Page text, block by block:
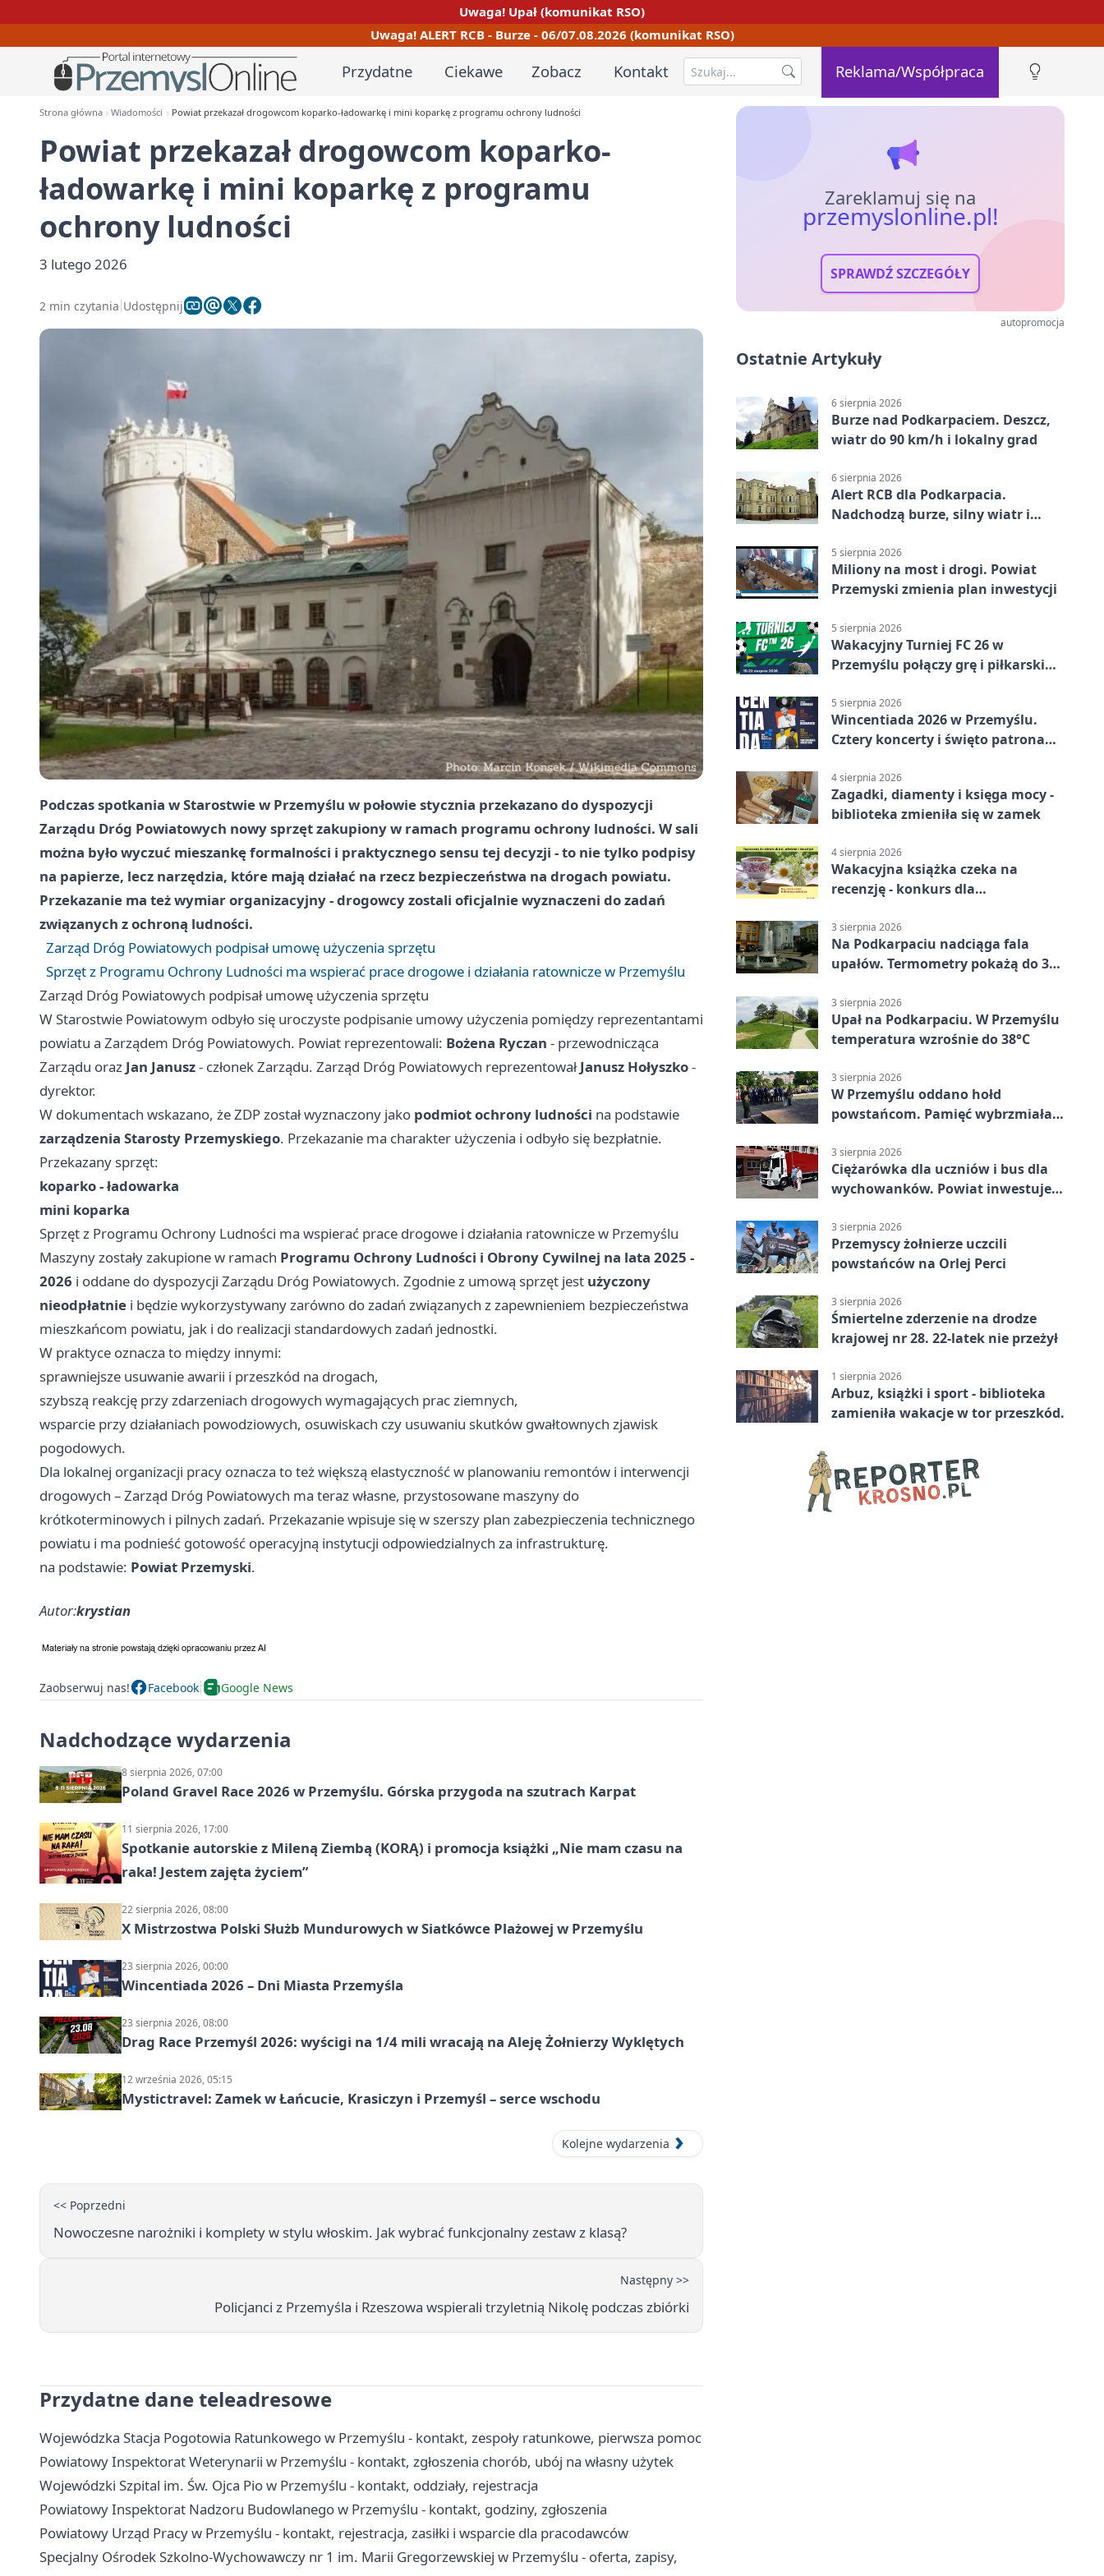
Uwaga! Upał (komunikat RSO)
Uwaga! ALERT RCB - Burze - 06/07.08.2026 (komunikat RSO)
Przydatne Ciekawe Zobacz Kontakt Reklama/Współpraca
Strona główna Wiadomości Powiat przekazał drogowcom koparko-ładowarkę i mini koparkę z programu ochrony ludności
Powiat przekazał drogowcom koparko-
ładowarkę i mini koparkę z programu
ochrony ludności
3 lutego 2026
2 min czytania Udostępnij
Podczas spotkania w Starostwie w Przemyślu w połowie stycznia przekazano do dyspozycji
Zarządu Dróg Powiatowych nowy sprzęt zakupiony w ramach programu ochrony ludności. W sali
można było wyczuć mieszankę formalności i praktycznego sensu tej decyzji - to nie tylko podpisy
na papierze, lecz narzędzia, które mają działać na rzecz bezpieczeństwa na drogach powiatu.
Przekazanie ma też wymiar organizacyjny - drogowcy zostali oficjalnie wyznaczeni do zadań
związanych z ochroną ludności.
Zarząd Dróg Powiatowych podpisał umowę użyczenia sprzętu
Sprzęt z Programu Ochrony Ludności ma wspierać prace drogowe i działania ratownicze w Przemyślu
Zarząd Dróg Powiatowych podpisał umowę użyczenia sprzętu
W Starostwie Powiatowym odbyło się uroczyste podpisanie umowy użyczenia pomiędzy reprezentantami
powiatu a Zarządem Dróg Powiatowych. Powiat reprezentowali: Bożena Ryczan - przewodnicząca
Zarządu oraz Jan Janusz- członek Zarządu. Zarząd Dróg Powiatowych reprezentowałJanusz Hołyszko-
dyrektor.
W dokumentach wskazano, że ZDP został wyznaczony jako podmiot ochrony ludności na podstawie
zarządzenia Starosty Przemyskiego. Przekazanie ma charakter użyczenia i odbyło się bezpłatnie.
Przekazany sprzęt:
koparko - ładowarka
mini koparka
Sprzęt z Programu Ochrony Ludności ma wspierać prace drogowe i działania ratownicze w Przemyślu
Maszyny zostały zakupione w ramach Programu Ochrony Ludności i Obrony Cywilnej na lata 2025 -
2026 i oddane do dyspozycji Zarządu Dróg Powiatowych. Zgodnie z umową sprzęt jest użyczony
nieodpłatnie i będzie wykorzystywany zarówno do zadań związanych z zapewnieniem bezpieczeństwa
mieszkańcom powiatu, jak i do realizacji standardowych zadań jednostki.
W praktyce oznacza to między innymi:
sprawniejsze usuwanie awarii i przeszkód na drogach,
szybszą reakcję przy zdarzeniach drogowych wymagających prac ziemnych,
wsparcie przy działaniach powodziowych, osuwiskach czy usuwaniu skutków gwałtownych zjawisk
pogodowych.
Dla lokalnej organizacji pracy oznacza to też większą elastyczność w planowaniu remontów i interwencji
drogowych – Zarząd Dróg Powiatowych ma teraz własne, przystosowane maszyny do
krótkoterminowych i pilnych zadań. Przekazanie wpisuje się w szerszy plan zabezpieczenia technicznego
powiatu i ma podnieść gotowość operacyjną instytucji odpowiedzialnych za infrastrukturę.
na podstawie: Powiat Przemyski.
Autor:krystian
Zaobserwuj nas! Facebook Google News
Nadchodzące wydarzenia
8 sierpnia 2026, 07:00
Poland Gravel Race 2026 w Przemyślu. Górska przygoda na szutrach Karpat
11 sierpnia 2026, 17:00
Spotkanie autorskie z Mileną Ziembą (KORĄ) i promocja książki „Nie mam czasu na
raka! Jestem zajęta życiem”
22 sierpnia 2026, 08:00
X Mistrzostwa Polski Służb Mundurowych w Siatkówce Plażowej w Przemyślu
23 sierpnia 2026, 00:00
Wincentiada 2026 – Dni Miasta Przemyśla
23 sierpnia 2026, 08:00
Drag Race Przemyśl 2026: wyścigi na 1/4 mili wracają na Aleję Żołnierzy Wyklętych
12 września 2026, 05:15
Mystictravel: Zamek w Łańcucie, Krasiczyn i Przemyśl – serce wschodu
Kolejne wydarzenia
<< Poprzedni
Nowoczesne narożniki i komplety w stylu włoskim. Jak wybrać funkcjonalny zestaw z klasą?
Następny >>
Policjanci z Przemyśla i Rzeszowa wspierali trzyletnią Nikolę podczas zbiórki
Przydatne dane teleadresowe
Wojewódzka Stacja Pogotowia Ratunkowego w Przemyślu - kontakt, zespoły ratunkowe, pierwsza pomoc
Powiatowy Inspektorat Weterynarii w Przemyślu - kontakt, zgłoszenia chorób, ubój na własny użytek
Wojewódzki Szpital im. Św. Ojca Pio w Przemyślu - kontakt, oddziały, rejestracja
Powiatowy Inspektorat Nadzoru Budowlanego w Przemyślu - kontakt, godziny, zgłoszenia
Powiatowy Urząd Pracy w Przemyślu - kontakt, rejestracja, zasiłki i wsparcie dla pracodawców
Specjalny Ośrodek Szkolno-Wychowawczy nr 1 im. Marii Gregorzewskiej w Przemyślu - oferta, zapisy,
Zareklamuj się na
przemyslonline.pl!
SPRAWDŹ SZCZEGÓŁY
autopromocja
Ostatnie Artykuły
6 sierpnia 2026
Burze nad Podkarpaciem. Deszcz,
wiatr do 90 km/h i lokalny grad
6 sierpnia 2026
Alert RCB dla Podkarpacia.
Nadchodzą burze, silny wiatr i
5 sierpnia 2026
Miliony na most i drogi. Powiat
Przemyski zmienia plan inwestycji
5 sierpnia 2026
Wakacyjny Turniej FC 26 w
Przemyślu połączy grę i piłkarski
5 sierpnia 2026
Wincentiada 2026 w Przemyślu.
Cztery koncerty i święto patrona
4 sierpnia 2026
Zagadki, diamenty i księga mocy -
biblioteka zmieniła się w zamek
4 sierpnia 2026
Wakacyjna książka czeka na
recenzję - konkurs dla
3 sierpnia 2026
Na Podkarpaciu nadciąga fala
upałów. Termometry pokażą do 36
3 sierpnia 2026
Upał na Podkarpaciu. W Przemyślu
temperatura wzrośnie do 38°C
3 sierpnia 2026
W Przemyślu oddano hołd
powstańcom. Pamięć wybrzmiała
3 sierpnia 2026
Ciężarówka dla uczniów i bus dla
wychowanków. Powiat inwestuje
3 sierpnia 2026
Przemyscy żołnierze uczcili
powstańców na Orlej Perci
3 sierpnia 2026
Śmiertelne zderzenie na drodze
krajowej nr 28. 22-latek nie przeżył
1 sierpnia 2026
Arbuz, książki i sport - biblioteka
zamieniła wakacje w tor przeszkód.